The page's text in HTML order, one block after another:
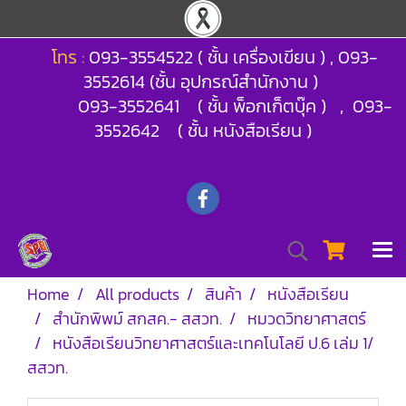
โทร : 093-3554522 ( ชั้น เครื่องเขียน ) , 093-
3552614 (ชั้น อุปกรณ์สำนักงาน )
093-3552641 ( ชั้น พ็อกเก็ตบุ๊ค ) , 093-
3552642 ( ชั้น หนังสือเรียน )
Home All products สินค้า
หนังสือเรียน
สำนักพิพม์ สกสค.- สสวท.
หมวดวิทยาศาสตร์
หนังสือเรียนวิทยาศาสตร์และเทคโนโลยี ป.6 เล่ม 1/
สสวท.